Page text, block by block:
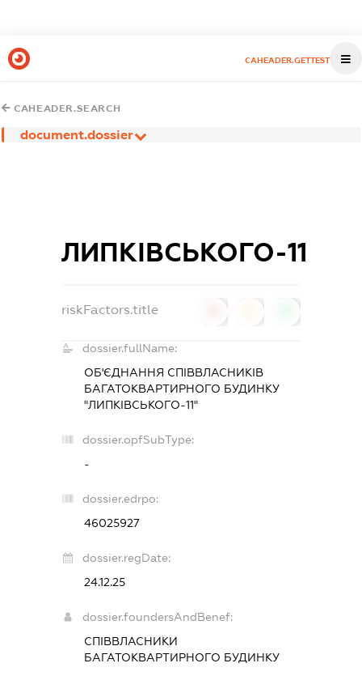
CAHEADER.GETTEST
CAHEADER.SEARCH
document.dossier
ЛИПКІВСЬКОГО-11
riskFactors.title
dossier.fullName:
ОБ'ЄДНАННЯ СПІВВЛАСНИКІВ
БАГАТОКВАРТИРНОГО БУДИНКУ
"ЛИПКІВСЬКОГО-11"
dossier.opfSubType:
-
dossier.edrpo:
46025927
dossier.regDate:
24.12.25
dossier.foundersAndBenef:
СПІВВЛАСНИКИ
БАГАТОКВАРТИРНОГО БУДИНКУ